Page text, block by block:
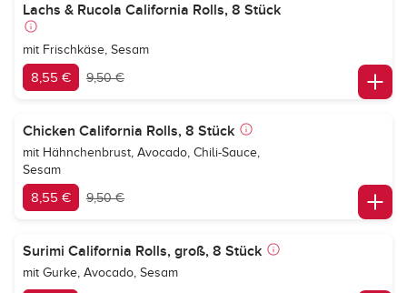
Lachs & Rucola California Rolls, 8 Stück
mit Frischkäse, Sesam
8,55 € 9,50 €
Chicken California Rolls, 8 Stück
mit Hähnchenbrust, Avocado, Chili-Sauce,
Sesam
8,55 € 9,50 €
Surimi California Rolls, groß, 8 Stück
mit Gurke, Avocado, Sesam